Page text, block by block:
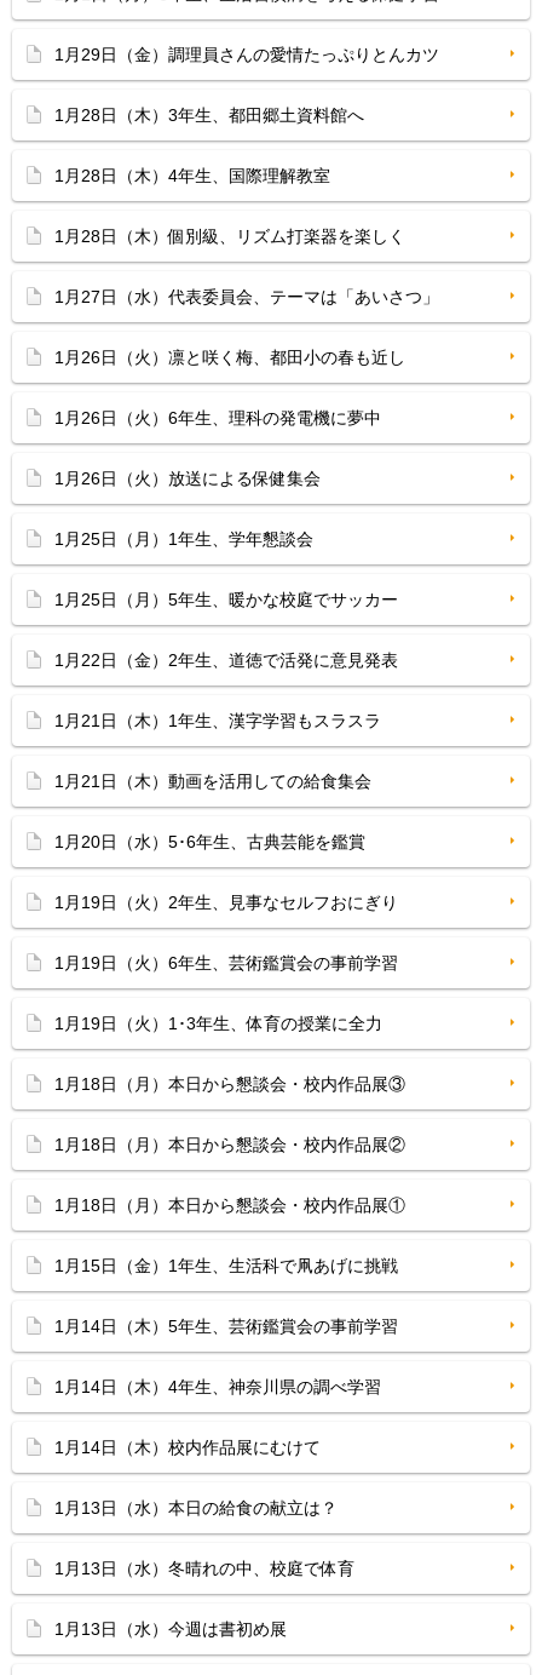
1月29日（金）調理員さんの愛情たっぷりとんカツ
1月28日（木）3年生、都田郷土資料館へ
1月28日（木）4年生、国際理解教室
1月28日（木）個別級、リズム打楽器を楽しく
1月27日（水）代表委員会、テーマは「あいさつ」
1月26日（火）凛と咲く梅、都田小の春も近し
1月26日（火）6年生、理科の発電機に夢中
1月26日（火）放送による保健集会
1月25日（月）1年生、学年懇談会
1月25日（月）5年生、暖かな校庭でサッカー
1月22日（金）2年生、道徳で活発に意見発表
1月21日（木）1年生、漢字学習もスラスラ
1月21日（木）動画を活用しての給食集会
1月20日（水）5･6年生、古典芸能を鑑賞
1月19日（火）2年生、見事なセルフおにぎり
1月19日（火）6年生、芸術鑑賞会の事前学習
1月19日（火）1･3年生、体育の授業に全力
1月18日（月）本日から懇談会・校内作品展③
1月18日（月）本日から懇談会・校内作品展②
1月18日（月）本日から懇談会・校内作品展①
1月15日（金）1年生、生活科で凧あげに挑戦
1月14日（木）5年生、芸術鑑賞会の事前学習
1月14日（木）4年生、神奈川県の調べ学習
1月14日（木）校内作品展にむけて
1月13日（水）本日の給食の献立は？
1月13日（水）冬晴れの中、校庭で体育
1月13日（水）今週は書初め展